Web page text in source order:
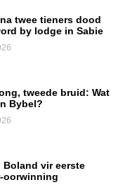
twee tieners dood
by lodge in Sabie
tweede bruid: Wat
Bybel?
Boland vir eerste
oorwinning